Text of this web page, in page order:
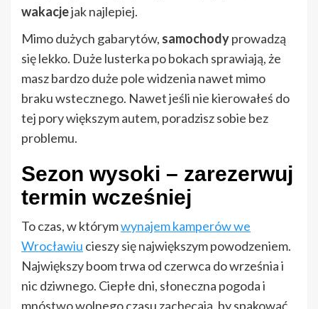
wakacjejak najlepiej.
Mimo dużych gabarytów, samochodyprowadzą
się lekko. Duże lusterka po bokach sprawiają, że
masz bardzo duże pole widzenia nawet mimo
braku wstecznego. Nawet jeśli nie kierowałeś do
tej pory większym autem, poradzisz sobie bez
problemu.
Sezon wysoki – zarezerwuj
termin wcześniej
To czas, w którymwynajem kamperów we
Wrocławiu cieszy się największym powodzeniem.
Największy boom trwa od czerwca do września i
nic dziwnego. Ciepłe dni, słoneczna pogoda i
mnóstwo wolnego czasu zachęcają, by spakować